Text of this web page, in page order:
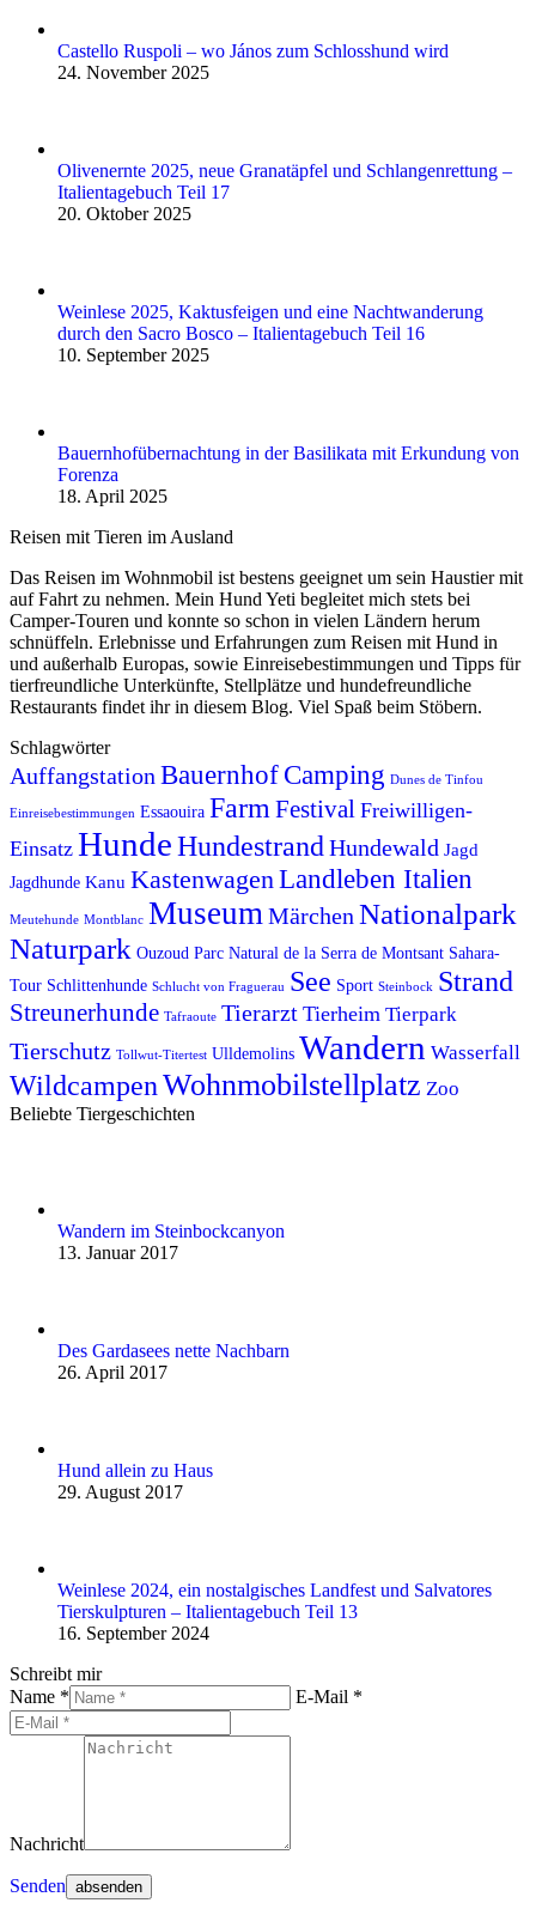
Castello Ruspoli – wo János zum Schlosshund wird
24. November 2025
Olivenernte 2025, neue Granatäpfel und Schlangenrettung –
Italientagebuch Teil 17
20. Oktober 2025
Weinlese 2025, Kaktusfeigen und eine Nachtwanderung
durch den Sacro Bosco – Italientagebuch Teil 16
10. September 2025
Bauernhofübernachtung in der Basilikata mit Erkundung von
Forenza
18. April 2025
Reisen mit Tieren im Ausland
Das Reisen im Wohnmobil ist bestens geeignet um sein Haustier mit
auf Fahrt zu nehmen. Mein Hund Yeti begleitet mich stets bei
Camper-Touren und konnte so schon in vielen Ländern herum
schnüffeln. Erlebnisse und Erfahrungen zum Reisen mit Hund in
und außerhalb Europas, sowie Einreise­be­stimmungen und Tipps für
tierfreundliche Unterkünfte, Stellplätze und hundefreundliche
Restaurants findet ihr in diesem Blog. Viel Spaß beim Stöbern.
Schlagwörter
Auffangstation BauernhofCamping Dunes de Tinfou
Einreisebestimmungen Essaouira Farm Festival Freiwilligen-
Einsatz HundeHundestrand Hundewald Jagd
Jagdhunde Kanu Kastenwagen Landleben Italien
Meutehunde Montblanc Museum Märchen Nationalpark
Naturpark Ouzoud Parc Natural de la Serra de Montsant Sahara-
Tour Schlittenhunde Schlucht von Fraguerau See Sport Steinbock Strand
Streunerhunde Tafraoute Tierarzt Tierheim Tierpark
Tierschutz Tollwut-Titertest Ulldemolins Wandern Wasserfall
WildcampenWohnmobilstellplatz Zoo
Beliebte Tiergeschichten
Wandern im Steinbockcanyon
13. Januar 2017
Des Gardasees nette Nachbarn
26. April 2017
Hund allein zu Haus
29. August 2017
Weinlese 2024, ein nostalgisches Landfest und Salvatores
Tierskulpturen – Italientagebuch Teil 13
16. September 2024
Schreibt mir
Name *
E-Mail *
Nachricht
Senden